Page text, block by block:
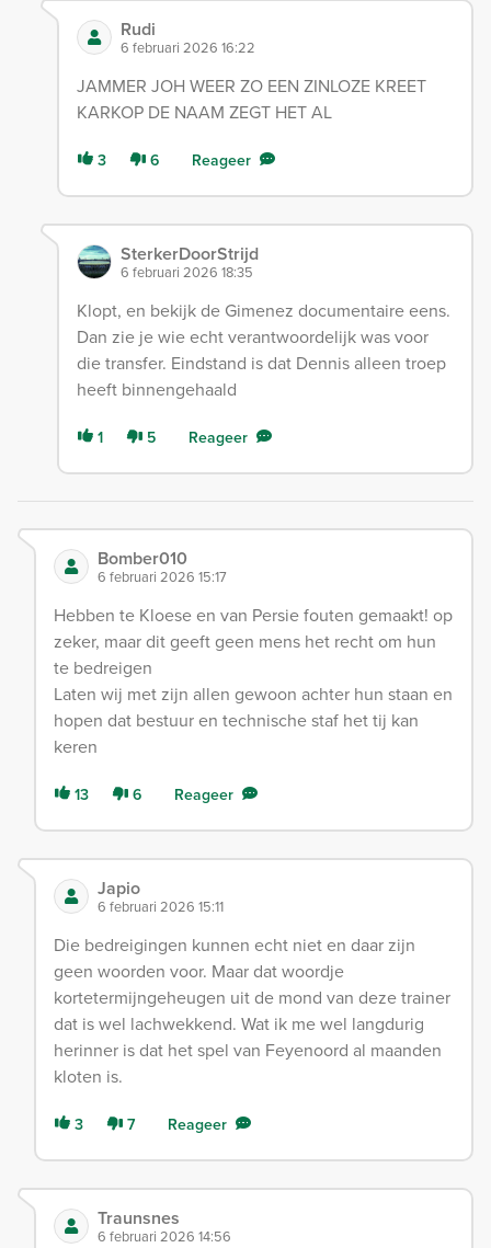
Rudi
6 februari 2026 16:22
JAMMER JOH WEER ZO EEN ZINLOZE KREET
KARKOP DE NAAM ZEGT HET AL
3 6 Reageer
SterkerDoorStrijd
6 februari 2026 18:35
Klopt, en bekijk de Gimenez documentaire eens.
Dan zie je wie echt verantwoordelijk was voor
die transfer. Eindstand is dat Dennis alleen troep
heeft binnengehaald
1 5 Reageer
Bomber010
6 februari 2026 15:17
Hebben te Kloese en van Persie fouten gemaakt! op
zeker, maar dit geeft geen mens het recht om hun
te bedreigen
Laten wij met zijn allen gewoon achter hun staan en
hopen dat bestuur en technische staf het tij kan
keren
13 6 Reageer
Japio
6 februari 2026 15:11
Die bedreigingen kunnen echt niet en daar zijn
geen woorden voor. Maar dat woordje
kortetermijngeheugen uit de mond van deze trainer
dat is wel lachwekkend. Wat ik me wel langdurig
herinner is dat het spel van Feyenoord al maanden
kloten is.
3 7 Reageer
Traunsnes
6 februari 2026 14:56